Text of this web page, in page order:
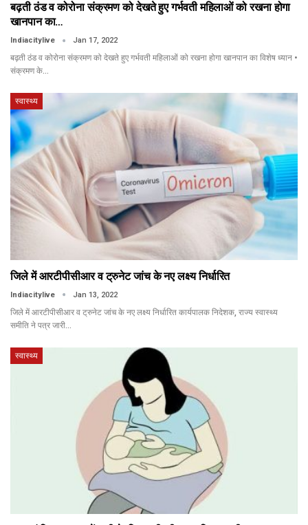
बढ़ती ठंड व कोरोना संक्रमण को देखते हुए गर्भवती महिलाओं को रखना होगा
खानपान का…
Indiacitylive Jan 17, 2022
बढ़ती ठंड व कोरोना संक्रमण को देखते हुए गर्भवती महिलाओं को रखना होगा खानपान का विशेष ध्यान •
संक्रमण के…
स्वास्थ्य
जिले में आरटीपीसीआर व ट्रुनेट जांच के नए लक्ष्य निर्धारित
Indiacitylive Jan 13, 2022
जिले में आरटीपीसीआर व ट्रुनेट जांच के नए लक्ष्य निर्धारित कार्यपालक निदेशक, राज्य स्वास्थ्य
समीति ने पत्र जारी…
स्वास्थ्य